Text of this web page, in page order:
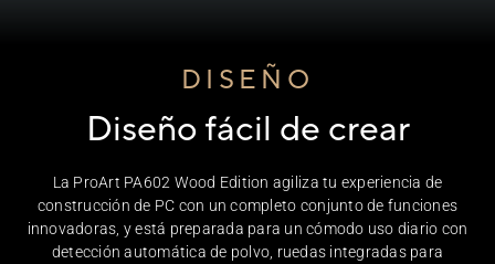
DISEÑO
Diseño fácil de crear
La ProArt PA602 Wood Edition agiliza tu experiencia de
construcción de PC con un completo conjunto de funciones
innovadoras, y está preparada para un cómodo uso diario con
detección automática de polvo, ruedas integradas para